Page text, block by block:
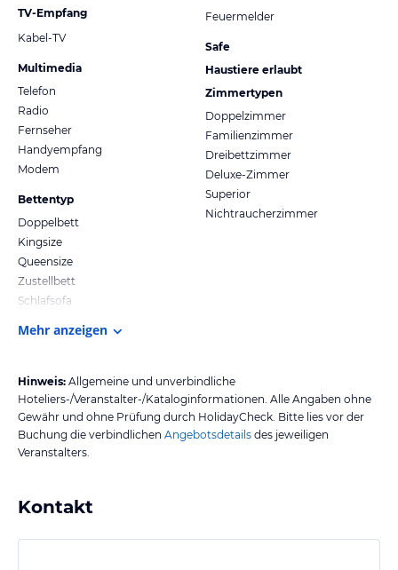
TV-Empfang
Kabel-TV
Multimedia
Telefon
Radio
Fernseher
Handyempfang
Modem
Bettentyp
Doppelbett
Kingsize
Queensize
Zustellbett
Schlafsofa
Feuermelder
Safe
Haustiere erlaubt
Zimmertypen
Doppelzimmer
Familienzimmer
Dreibettzimmer
Deluxe-Zimmer
Superior
Nichtraucherzimmer
Mehr anzeigen
Hinweis: Allgemeine und unverbindliche
Hoteliers-/Veranstalter-/Kataloginformationen. Alle Angaben ohne
Gewähr und ohne Prüfung durch HolidayCheck. Bitte lies vor der
Buchung die verbindlichen Angebotsdetails des jeweiligen
Veranstalters.
Kontakt